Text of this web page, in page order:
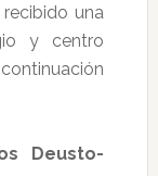
una
y centro
Deusto-